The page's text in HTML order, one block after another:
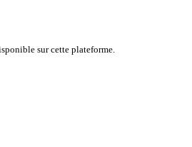
sur cette plateforme.